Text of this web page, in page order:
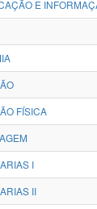
E
FÍSICA
I
II